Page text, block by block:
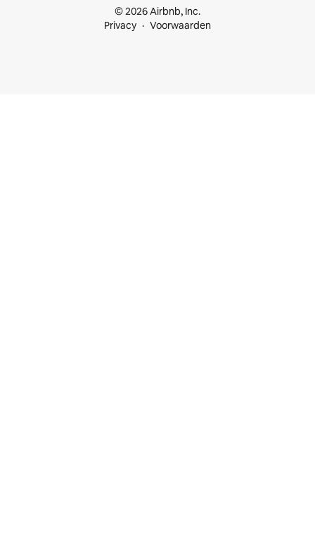
© 2026 Airbnb, Inc.
Privacy
Voorwaarden